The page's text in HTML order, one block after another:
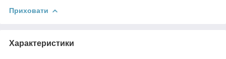
Приховати
Характеристики